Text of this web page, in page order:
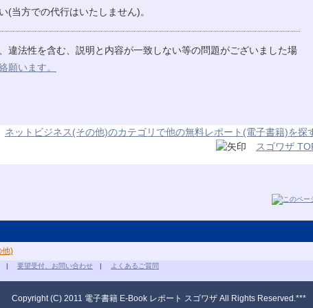
(当方での代行はいたしません)。
違法性を含む、説明と内容が一致しない等の問題がございました場
願います。
ネットビジネス(その他)のカテゴリで他の無料レポート(電子書籍)を探
スゴワザ
他)
要望受付、お問い合わせ よくあるご質問
Copyright (C) 2011 電子書籍 E-Book レポート スゴワザ All Rights Reserved.***